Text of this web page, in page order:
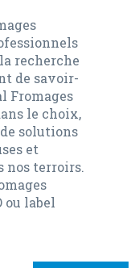
recherche
de savoir-
Fromages
le choix,
solutions
et
nos terroirs.
ou label